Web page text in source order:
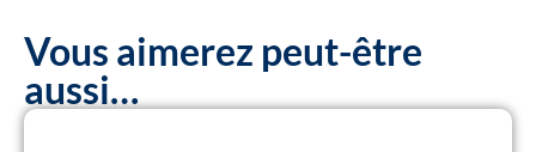
Vous aimerez peut-être
aussi…